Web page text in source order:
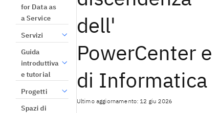
for Data as
a Service
Servizi
Guida
introduttiva
e tutorial
Progetti
Spazi di
dell'
PowerCenter e
di Informatica
Ultimo aggiornamento: 12 giu 2026